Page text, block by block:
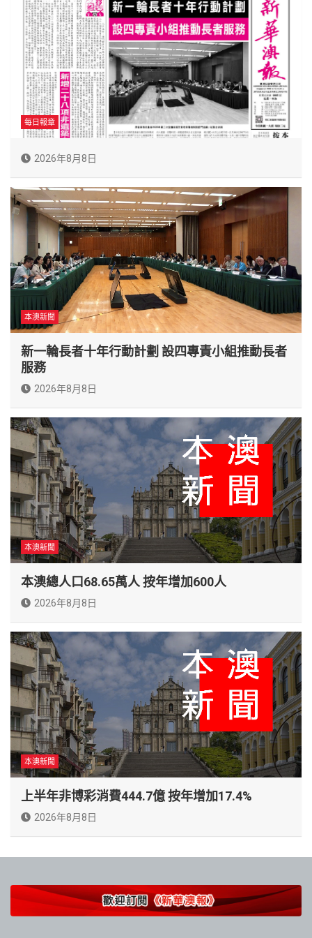
每日報章
2026年8月8日
本澳新聞
新一輪長者十年行動計劃 設四專責小組推動長者
服務
2026年8月8日
本澳新聞
本澳總人口68.65萬人 按年增加600人
2026年8月8日
本澳新聞
上半年非博彩消費444.7億 按年增加17.4%
2026年8月8日